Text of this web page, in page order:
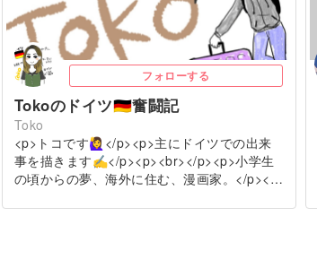
フォローする
Tokoのドイツ🇩🇪奮闘記
Toko
<p>トコです🙋‍♀️</p><p>主にドイツでの出来
事を描きます✍️</p><p><br></p><p>小学生
の頃からの夢、海外に住む、漫画家。</p><…